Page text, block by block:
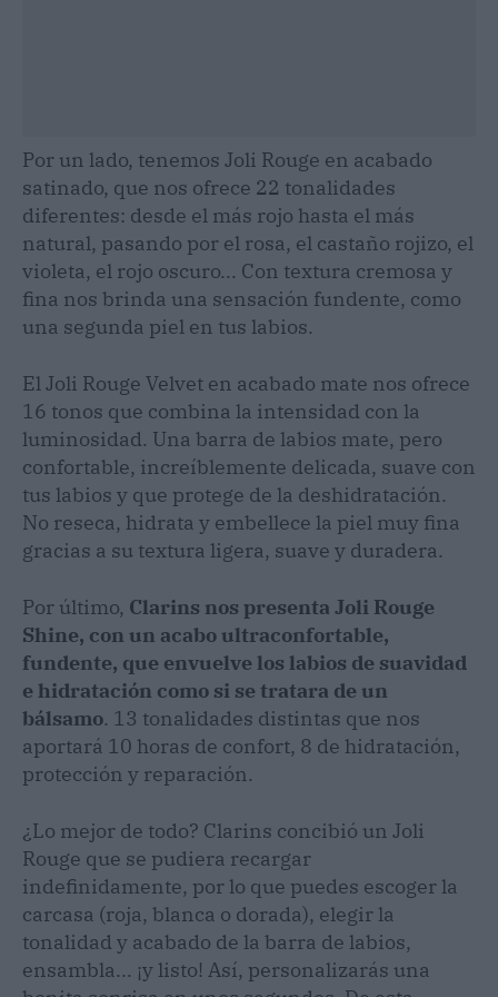
Por un lado, tenemos Joli Rouge en acabado
satinado, que nos ofrece 22 tonalidades
diferentes: desde el más rojo hasta el más
natural, pasando por el rosa, el castaño rojizo, el
violeta, el rojo oscuro... Con textura cremosa y
fina nos brinda una sensación fundente, como
una segunda piel en tus labios.
El Joli Rouge Velvet en acabado mate nos ofrece
16 tonos que combina la intensidad con la
luminosidad. Una barra de labios mate, pero
confortable, increíblemente delicada, suave con
tus labios y que protege de la deshidratación.
No reseca, hidrata y embellece la piel muy fina
gracias a su textura ligera, suave y duradera.
Por último, Clarins nos presenta Joli Rouge
Shine, con un acabo ultraconfortable,
fundente, que envuelve los labios de suavidad
e hidratación como si se tratara de un
bálsamo. 13 tonalidades distintas que nos
aportará 10 horas de confort, 8 de hidratación,
protección y reparación.
¿Lo mejor de todo? Clarins concibió un Joli
Rouge que se pudiera recargar
indefinidamente, por lo que puedes escoger la
carcasa (roja, blanca o dorada), elegir la
tonalidad y acabado de la barra de labios,
ensambla... ¡y listo! Así, personalizarás una